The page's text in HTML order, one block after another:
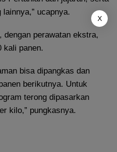
ucapnya.
dengan perawatan ekstra,
kali panen.
bisa dipangkas dan
berikutnya. Untuk
terong dipasarkan
kilo,” pungkasnya.
X